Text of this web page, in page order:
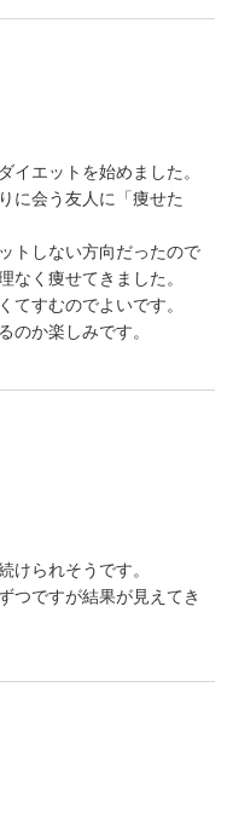
イエットを始めました。
に会う友人に「痩せた
トしない方向だったので
なく痩せてきました。
てすむのでよいです。
のか楽しみです。
けられそうです。
つですが結果が見えてき